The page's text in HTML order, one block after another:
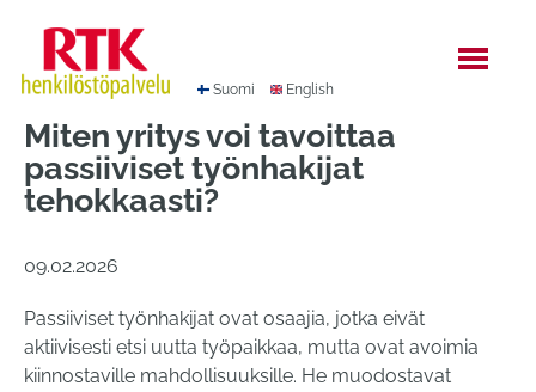
sisältöön
Suomi English
Miten yritys voi tavoittaa
passiiviset työnhakijat
tehokkaasti?
09.02.2026
Passiiviset työnhakijat ovat osaajia, jotka eivät
aktiivisesti etsi uutta työpaikkaa, mutta ovat avoimia
kiinnostaville mahdollisuuksille. He muodostavat